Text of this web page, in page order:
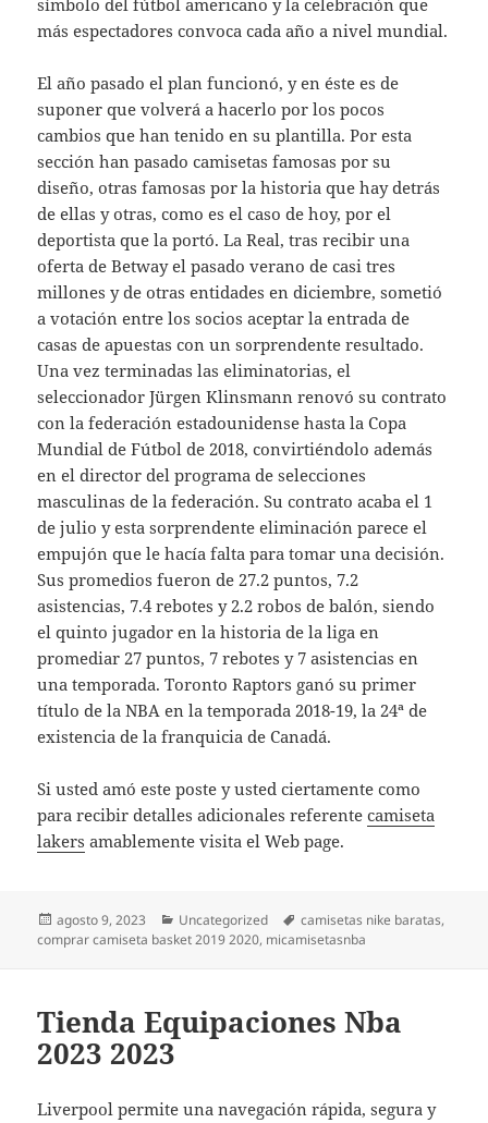
símbolo del fútbol americano y la celebración que
más espectadores convoca cada año a nivel mundial.
El año pasado el plan funcionó, y en éste es de
suponer que volverá a hacerlo por los pocos
cambios que han tenido en su plantilla. Por esta
sección han pasado camisetas famosas por su
diseño, otras famosas por la historia que hay detrás
de ellas y otras, como es el caso de hoy, por el
deportista que la portó. La Real, tras recibir una
oferta de Betway el pasado verano de casi tres
millones y de otras entidades en diciembre, sometió
a votación entre los socios aceptar la entrada de
casas de apuestas con un sorprendente resultado.
Una vez terminadas las eliminatorias, el
seleccionador Jürgen Klinsmann renovó su contrato
con la federación estadounidense hasta la Copa
Mundial de Fútbol de 2018, convirtiéndolo además
en el director del programa de selecciones
masculinas de la federación. Su contrato acaba el 1
de julio y esta sorprendente eliminación parece el
empujón que le hacía falta para tomar una decisión.
Sus promedios fueron de 27.2 puntos, 7.2
asistencias, 7.4 rebotes y 2.2 robos de balón, siendo
el quinto jugador en la historia de la liga en
promediar 27 puntos, 7 rebotes y 7 asistencias en
una temporada. Toronto Raptors ganó su primer
título de la NBA en la temporada 2018-19, la 24ª de
existencia de la franquicia de Canadá.
Si usted amó este poste y usted ciertamente como
para recibir detalles adicionales referentecamiseta
lakers amablemente visita el Web page.
Publicado
el
agosto 9, 2023 Categorías
Uncategorized Etiquetas
camisetas nike baratas,
comprar camiseta basket 2019 2020, micamisetasnba
Tienda Equipaciones Nba
2023 2023
Liverpool permite una navegación rápida, segura y